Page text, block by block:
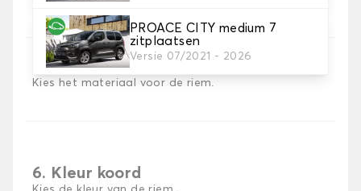
PROACE CITY medium 7
zitplaatsen
Versie 07/2021 - 2026
5. Materiaal riem
Kies het materiaal voor de riem.
6. Kleur koord